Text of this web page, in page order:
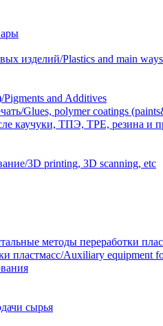
изделий/Plastics and main
and Additives
Glues, polymer coatings
каучуки, ТПЭ, TPE, резина и
3D printing, 3D scanning, etc
методы переработки
пластмасс/Auxiliary equipment
сырья